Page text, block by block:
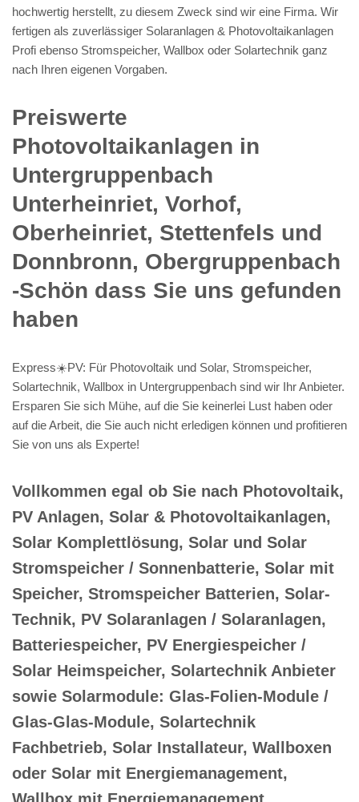
hochwertig herstellt, zu diesem Zweck sind wir eine Firma. Wir
fertigen als zuverlässiger Solaranlagen & Photovoltaikanlagen
Profi ebenso Stromspeicher, Wallbox oder Solartechnik ganz
nach Ihren eigenen Vorgaben.
Preiswerte
Photovoltaikanlagen in
Untergruppenbach
Unterheinriet, Vorhof,
Oberheinriet, Stettenfels und
Donnbronn, Obergruppenbach
-Schön dass Sie uns gefunden
haben
Express☀️PV️: Für Photovoltaik und Solar, Stromspeicher,
Solartechnik, Wallbox in Untergruppenbach sind wir Ihr Anbieter.
Ersparen Sie sich Mühe, auf die Sie keinerlei Lust haben oder
auf die Arbeit, die Sie auch nicht erledigen können und profitieren
Sie von uns als Experte!
Vollkommen egal ob Sie nach Photovoltaik,
PV Anlagen, Solar & Photovoltaikanlagen,
Solar Komplettlösung, Solar und Solar
Stromspeicher / Sonnenbatterie, Solar mit
Speicher, Stromspeicher Batterien, Solar-
Technik, PV Solaranlagen / Solaranlagen,
Batteriespeicher, PV Energiespeicher /
Solar Heimspeicher, Solartechnik Anbieter
sowie Solarmodule: Glas-Folien-Module /
Glas-Glas-Module, Solartechnik
Fachbetrieb, Solar Installateur, Wallboxen
oder Solar mit Energiemanagement,